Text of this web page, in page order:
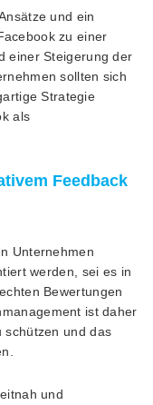
und ein
zu einer
einer Steigerung der
sollten sich
Strategie
als
Feedback
Unternehmen
werden, sei es in
Bewertungen
ist daher
schützen und das
und